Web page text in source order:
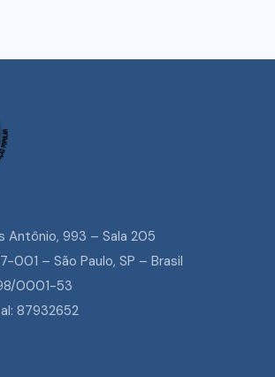
Antônio, 993 – Sala 205
001 – São Paulo, SP – Brasil
0001-53
87932652